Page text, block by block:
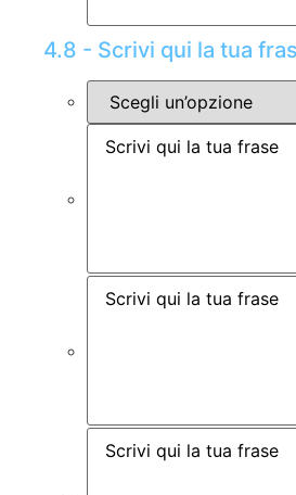
4.8 - Scrivi qui la tua